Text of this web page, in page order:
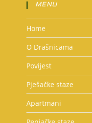
MENU
Home
O Drašnicama
Povijest
Pješačke staze
Apartmani